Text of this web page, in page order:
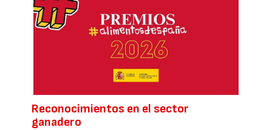
Reconocimientos en el sector
ganadero